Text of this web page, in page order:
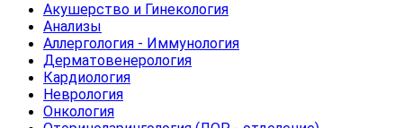
Акушерство и Гинекология
Анализы
Аллергология - Иммунология
Дерматовенерология
Кардиология
Неврология
Онкология